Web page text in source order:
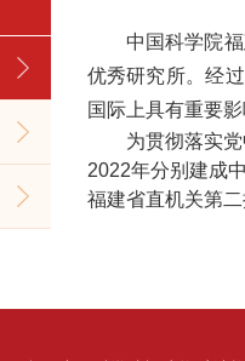
中国科学院
优秀研究所。经
国际上具有重要
为贯彻落实
2022年分别建成
福建省直机关第二